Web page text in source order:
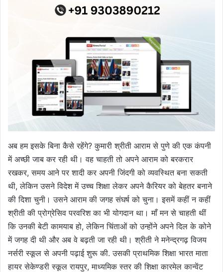
अब हम इसके बिना कैसे रहेंगे? कुमारी श्रीती आराम से पुणे की एक कंपनी
में अच्छी जाब कर रही थी। वह चाहती तो अपने आराम को बरकरार
रखकर, समय आने पर शादी कर अपनी जिंदगी को व्यवस्थित बना सकती
थी, लेकिन उसने विदेश में उच्च शिक्षा लेकर अपने कैरियर को बेहतर बनाने
की दिशा चुनी। उसने आराम की जगह संघर्ष को चुना। इसमें कहीं न कहीं
श्रीती की प्रोग्रेसिव परवरिश का भी योगदान था। माँ मन से चाहती थीं
कि उनकी बेटी कामयाब हो, लेकिन चिंताओं को उन्होंने अपने दिल के कोने
में जगह दी थी और अब वे बढ़ती जा रही थी। श्रीती ने मनेन्द्रगढ़ विजय
नर्सरी स्कूल से अपनी पढ़ाई शुरू की. उसकी प्राथमिक शिक्षा भारत माता
हायर सेकेण्डरी स्कूल रायपुर, माध्यमिक स्तर की शिक्षा कारमेल कान्वेंट